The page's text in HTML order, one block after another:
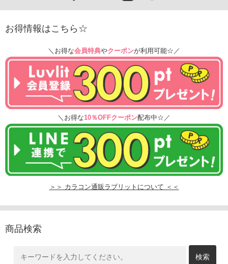
お得情報はこちら☆
＼お得な会員特典やクーポンが利用可能☆／
＼お得な10％OFFクーポン配布中☆／
＞＞ カラコン通販ラブリットについて ＜＜
商品検索